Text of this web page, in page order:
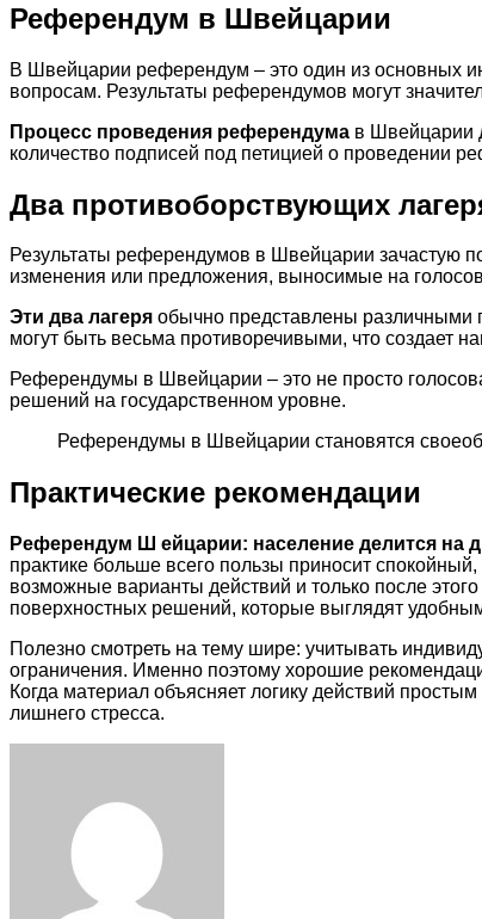
Референдум в Швейцарии
В Швейцарии референдум – это один из основных
вопросам. Результаты референдумов могут
Процесс проведения референдума в Швейцарии
количество подписей под петицией о проведении
Два противоборствующих
Результаты референдумов в Швейцарии зачастую
изменения или предложения, выносимые на
Эти два лагеря обычно представлены различными
могут быть весьма противоречивыми, что создает
Референдумы в Швейцарии – это не просто
решений на государственном уровне.
Референдумы в Швейцарии становятся
Практические рекомендации
Референдум Ш ейцарии: население делится на д
практике больше всего пользы приносит
возможные варианты действий и только после
поверхностных решений, которые выглядят
Полезно смотреть на тему шире: учитывать
ограничения. Именно поэтому хорошие
Когда материал объясняет логику действий
лишнего стресса.